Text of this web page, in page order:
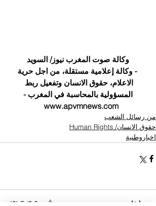
وكالة صوت المغرب نيوز/ السويد
  - وكالة إعلامية مستقلة، من اجل حرية
الاعلام، حقوق الانسان وتفعيل ربط
المسؤولية بالمحاسبة في المغرب -
   www.apvmnews.com
من رسائل الشعب
حقوق الانسان/ Human Rights
اخباروطنية
تعليقات 0.0/ 5 (0)